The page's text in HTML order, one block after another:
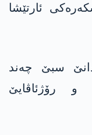
ئارتێشا
سبێ چەند
و رۆژئاڤایێ